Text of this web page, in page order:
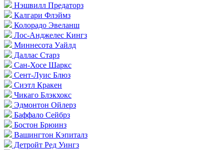
Нэшвилл Предаторз
Калгари Флэймз
Колорадо Эвеланш
Лос-Анджелес Кингз
Миннесота Уайлд
Даллас Старз
Сан-Хосе Шаркс
Сент-Луис Блюз
Сиэтл Кракен
Чикаго Блэкхокс
Эдмонтон Ойлерз
Баффало Сейбрз
Бостон Брюинз
Вашингтон Кэпиталз
Детройт Ред Уингз